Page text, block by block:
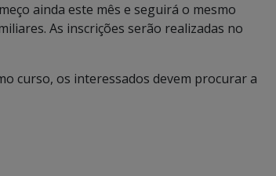
ainda este mês e seguirá o mesmo
As inscrições serão realizadas no
curso, os interessados devem procurar a